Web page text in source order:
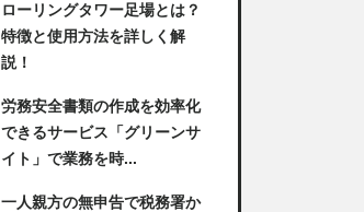
ローリングタワー足場とは？
特徴と使用方法を詳しく解
説！
労務安全書類の作成を効率化
できるサービス「グリーンサ
イト」で業務を時...
一人親方の無申告で税務署か